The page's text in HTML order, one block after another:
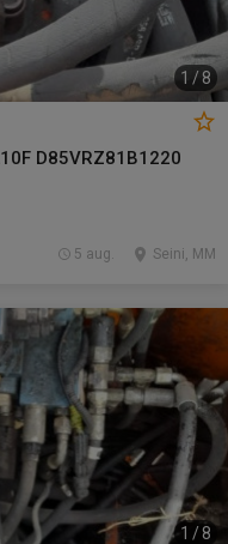
1 /8
D85VRZ81B1220
Seini, MM
5 aug.
1 / 8